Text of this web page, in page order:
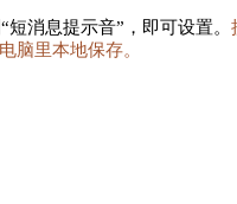
消息提示音”，即可设置。
脑里本地保存。